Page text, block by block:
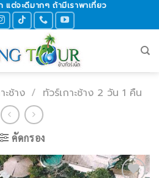
แต่จะดีมากๆ ถ้ามีเราพาเที่ยว
ะช้าง / ทัวร์เกาะช้าง 2 วัน 1 คืน
คัดกรอง